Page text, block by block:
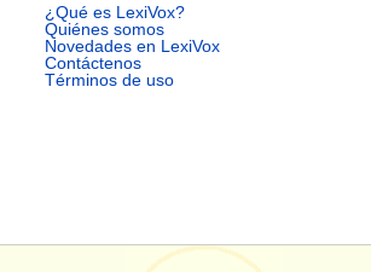
¿Qué es LexiVox?
Quiénes somos
Novedades en LexiVox
Contáctenos
Términos de uso